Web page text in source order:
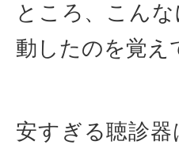
ところ、こん
動したのを覚え
安すぎる聴診